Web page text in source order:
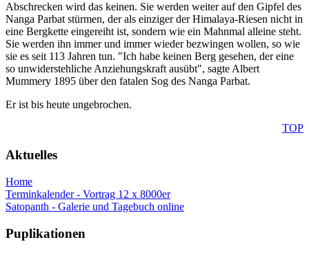
Abschrecken wird das keinen. Sie werden weiter auf den Gipfel des
Nanga Parbat stürmen, der als einziger der Himalaya-Riesen nicht in
eine Bergkette eingereiht ist, sondern wie ein Mahnmal alleine steht.
Sie werden ihn immer und immer wieder bezwingen wollen, so wie
sie es seit 113 Jahren tun. "Ich habe keinen Berg gesehen, der eine
so unwiderstehliche Anziehungskraft ausübt", sagte Albert
Mummery 1895 über den fatalen Sog des Nanga Parbat.
Er ist bis heute ungebrochen.
TOP
Aktuelles
Home
Terminkalender - Vortrag 12 x 8000er
Satopanth - Galerie und Tagebuch online
Puplikationen